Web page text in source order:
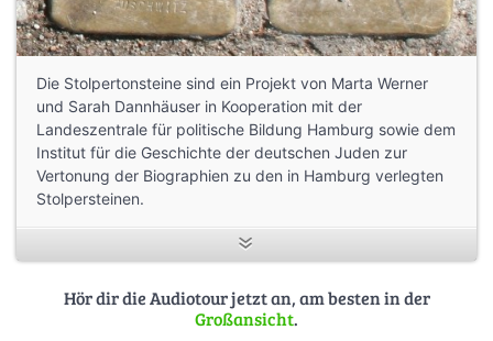
Die Stolpertonsteine sind ein Projekt von Marta Werner
und Sarah Dannhäuser in Kooperation mit der
Landeszentrale für politische Bildung Hamburg sowie dem
Institut für die Geschichte der deutschen Juden zur
Vertonung der Biographien zu den in Hamburg verlegten
Stolpersteinen.
Als Grundlage für die Vertonung dienen die im Rahmen
des Projektes “Stolpersteine in Hamburg – eine
Biographische Spurensuche” recherchierten
veröffentlichten Biographien. Diese sowie die in den
Hör dir die Audiotour jetzt an, am besten in der
Großansicht.